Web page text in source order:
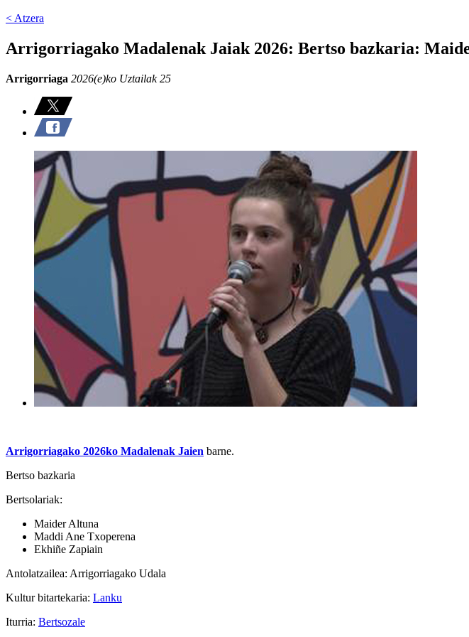
< Atzera
Arrigorriagako Madalenak Jaiak 2026: Bertso bazkaria:
Arrigorriaga 2026(e)ko Uztailak 25
Arrigorriagako 2026ko Madalenak Jaien barne.
Bertso bazkaria
Bertsolariak:
Maider Altuna
Maddi Ane Txoperena
Ekhiñe Zapiain
Antolatzailea: Arrigorriagako Udala
Kultur bitartekaria: Lanku
Iturria: Bertsozale